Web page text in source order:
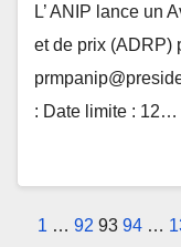
L’ ANIP lance un
et de prix (ADRP)
: Date limite : 12…
1 … 92 93 94 …